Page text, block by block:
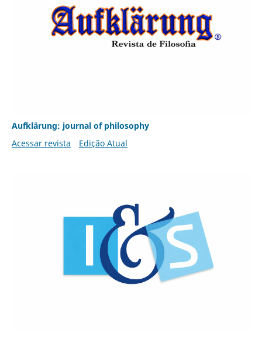
Aufklärung: journal of philosophy
Acessar revista
Edição Atual